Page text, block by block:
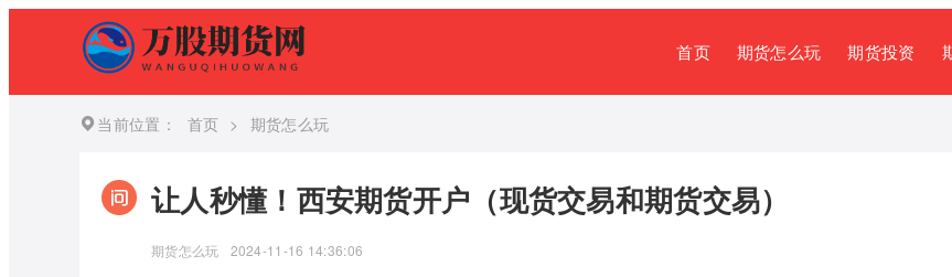
首页 期货怎么玩 期货投资
当前位置： 首页 > 期货怎么玩
让人秒懂！西安期货开户（现货交易和期货交易）
期货怎么玩 2024-11-16 14:36:06